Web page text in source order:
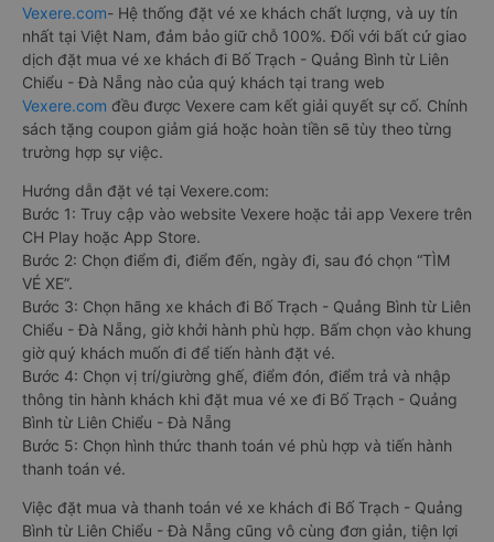
Vexere.com- Hệ thống đặt vé xe khách chất lượng, và uy tín
nhất tại Việt Nam, đảm bảo giữ chỗ 100%. Đối với bất cứ giao
dịch đặt mua vé xe khách đi Bố Trạch - Quảng Bình từ Liên
Chiểu - Đà Nẵng nào của quý khách tại trang web
Vexere.com đều được Vexere cam kết giải quyết sự cố. Chính
sách tặng coupon giảm giá hoặc hoàn tiền sẽ tùy theo từng
trường hợp sự việc.
Hướng dẫn đặt vé tại Vexere.com:
Bước 1: Truy cập vào website Vexere hoặc tải app Vexere trên
CH Play hoặc App Store.
Bước 2: Chọn điểm đi, điểm đến, ngày đi, sau đó chọn “TÌM
VÉ XE”.
Bước 3: Chọn hãng xe khách đi Bố Trạch - Quảng Bình từ Liên
Chiểu - Đà Nẵng, giờ khởi hành phù hợp. Bấm chọn vào khung
giờ quý khách muốn đi để tiến hành đặt vé.
Bước 4: Chọn vị trí/giường ghế, điểm đón, điểm trả và nhập
thông tin hành khách khi đặt mua vé xe đi Bố Trạch - Quảng
Bình từ Liên Chiểu - Đà Nẵng
Bước 5: Chọn hình thức thanh toán vé phù hợp và tiến hành
thanh toán vé.
Việc đặt mua và thanh toán vé xe khách đi Bố Trạch - Quảng
Bình từ Liên Chiểu - Đà Nẵng cũng vô cùng đơn giản, tiện lợi